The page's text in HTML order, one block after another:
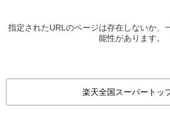
指定されたURLのページは存在しないか、
能性があります。
楽天全国スーパートッ